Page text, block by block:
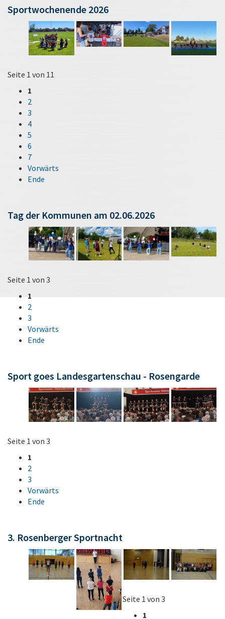
Sportwochenende 2026
Seite 1 von 11
1
2
3
4
5
6
7
Vorwärts
Ende
Tag der Kommunen am 02.06.2026
Seite 1 von 3
1
2
3
Vorwärts
Ende
Sport goes Landesgartenschau - Rosengarde
Seite 1 von 3
1
2
3
Vorwärts
Ende
3. Rosenberger Sportnacht
Seite 1 von 3
1